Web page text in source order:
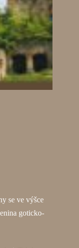
se ve výšce
goticko-